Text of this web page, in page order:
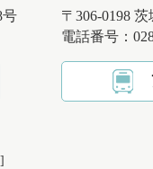
号
〒306-0198
電話番号：